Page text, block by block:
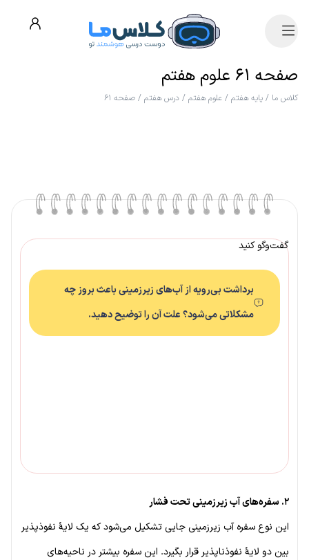
صفحه ۶۱ علوم هفتم
کلاس ما / پایه هفتم / علوم هفتم / درس هفتم / صفحه ۶۱
گفت‌وگو کنید
برداشت بی‌رویه از آب‌های زیرزمینی باعث بروز چه
مشکلاتی می‌شود؟ علت آن را توضیح دهید.
۲. سفره‌های آب زیرزمینی تحت فشار
این نوع سفره آب زیرزمینی جایی تشکیل می‌شود که یک لایهٔ نفوذپذیر
بین دو لایهٔ نفوذناپذیر قرار بگیرد. این سفره بیشتر در ناحیه‌های